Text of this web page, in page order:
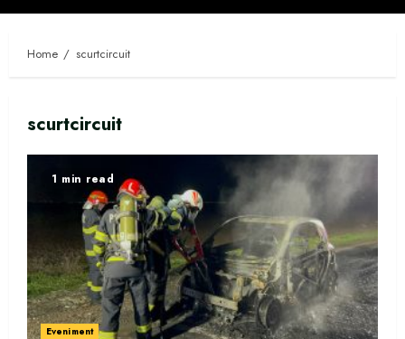
Menu
Home scurtcircuit
scurtcircuit
1 min read
Eveniment